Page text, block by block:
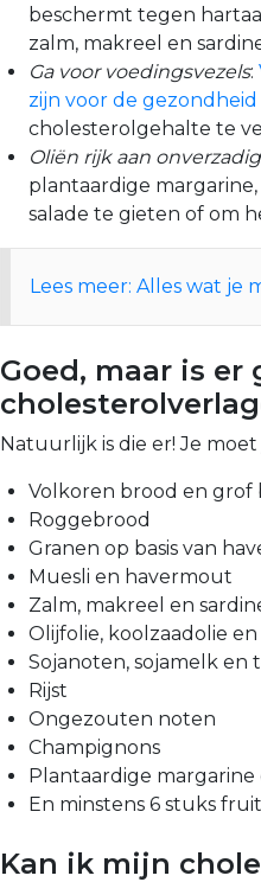
beschermt tegen
zalm, makreel en
Ga voor voedingsvezels:
zijn voor de
cholesterolgehalte te
Oliën rijk aan
plantaardige
salade te gieten of om
Lees meer: Alles wat je
Goed, maar is
Natuurlijk is die er! Je
Volkoren brood en grof
Roggebrood
Granen op basis van
Muesli en havermout
Zalm, makreel en
Olijfolie, koolzaadolie
Sojanoten, sojamelk en
Rijst
Ongezouten noten
Champignons
Plantaardige margarine
En minstens 6 stuks
Kan ik mijn